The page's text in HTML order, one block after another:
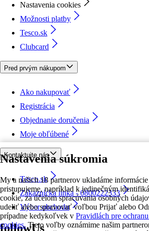
Nastavenia súkromia
My a našich 18 partnerov ukladáme
pristupujeme, napríklad k jedinečným
cookie, za účelom spracúvania osobných
udeliť alebo spravovať voľbou Prijať alebo
prípadne kedykoľvek v Pravidlách pre
cookies. Tieto voľby oznámime našim
Nastavenia cookies
Možnosti platby
Tesco.sk
Clubcard
Pred prvým nákupom
Ako nakupovať
Registrácia
Objednanie doručenia
Moje obľúbené
Kontaktujte nás
Tesco.sk
Zákaznícka linka - 0800222333
Výber obchodu
followUs